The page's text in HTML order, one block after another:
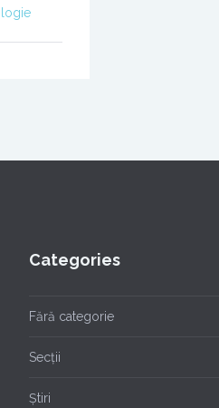
Categories
Fără categorie
Secții
Știri